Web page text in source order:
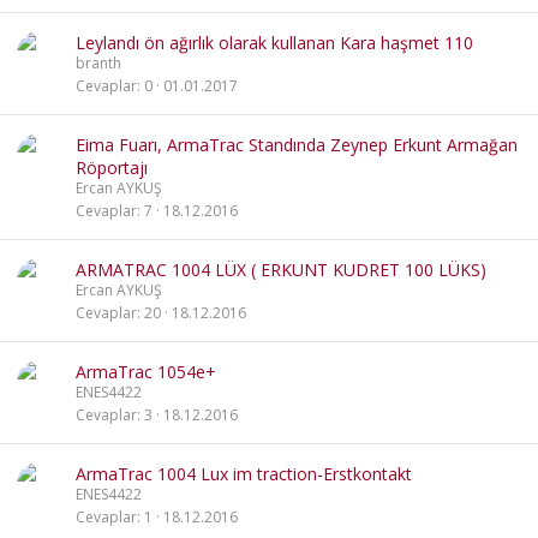
Leylandı ön ağırlık olarak kullanan Kara haşmet 110
branth
Cevaplar 0 01.01.2017
Eima Fuarı, ArmaTrac Standında Zeynep Erkunt Armağan
Röportajı
Ercan AYKUŞ
Cevaplar 7 18.12.2016
ARMATRAC 1004 LÜX ( ERKUNT KUDRET 100 LÜKS)
Ercan AYKUŞ
Cevaplar 20 18.12.2016
ArmaTrac 1054e+
ENES4422
Cevaplar 3 18.12.2016
ArmaTrac 1004 Lux im traction-Erstkontakt
ENES4422
Cevaplar 1 18.12.2016